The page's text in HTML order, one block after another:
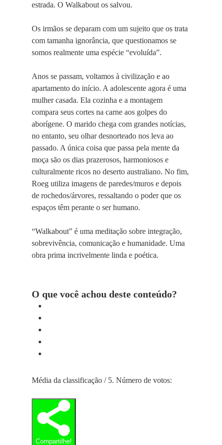
estrada. O Walkabout os salvou.
Os irmãos se deparam com um sujeito que os trata
com tamanha ignorância, que questionamos se
somos realmente uma espécie “evoluída”.
Anos se passam, voltamos à civilização e ao
apartamento do início. A adolescente agora é uma
mulher casada. Ela cozinha e a montagem
compara seus cortes na carne aos golpes do
aborígene. O marido chega com grandes notícias,
no entanto, seu olhar desnorteado nos leva ao
passado. A única coisa que passa pela mente da
moça são os dias prazerosos, harmoniosos e
culturalmente ricos no deserto australiano. No fim,
Roeg utiliza imagens de paredes/muros e depois
de rochedos/árvores, ressaltando o poder que os
espaços têm perante o ser humano.
“Walkabout” é uma meditação sobre integração,
sobrevivência, comunicação e humanidade. Uma
obra prima incrivelmente linda e poética.
O que você achou deste conteúdo?
Média da classificação / 5. Número de votos:
Compartilhe!